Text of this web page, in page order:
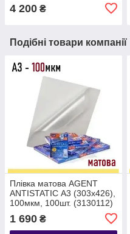
4 200 ₴
Подібні товари компанії
Плівка матова AGENT
ANTISTATIC А3 (303х426),
100мкм, 100шт. (3130112)
1 690 ₴